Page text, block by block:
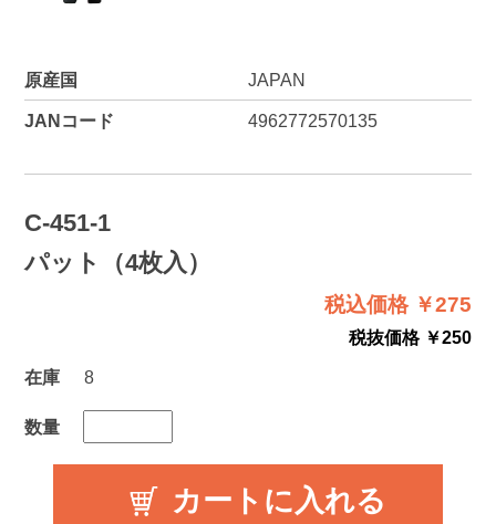
原産国 JAPAN
JANコード 4962772570135
C-451-1
パット（4枚入）
税込価格 ￥275
税抜価格 ￥250
在庫
8
数量